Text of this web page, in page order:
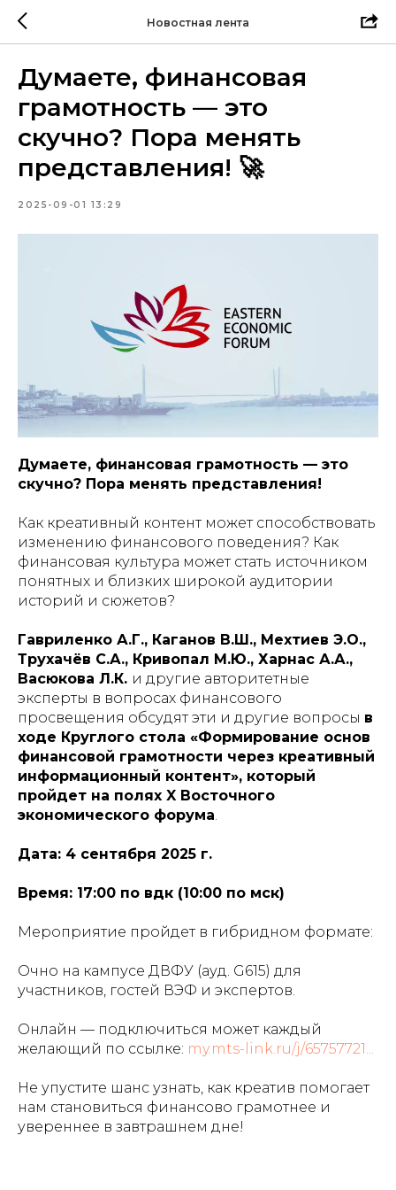
Новостная лента
Думаете, финансовая
грамотность — это
скучно? Пора менять
представления! 🚀
2025-09-01 13:29
Думаете, финансовая грамотность — это
скучно? Пора менять представления!
Как креативный контент может способствовать
изменению финансового поведения? Как
финансовая культура может стать источником
понятных и близких широкой аудитории
историй и сюжетов?
Гавриленко А.Г., Каганов В.Ш., Мехтиев Э.О.,
Трухачёв С.А., Кривопал М.Ю., Харнас А.А.,
Васюкова Л.К. и другие авторитетные
эксперты в вопросах финансового
просвещения обсудят эти и другие вопросы в
ходе Круглого стола «Формирование основ
финансовой грамотности через креативный
информационный контент», который
пройдет на полях X Восточного
экономического форума
Дата: 4 сентября 2025 г.
Время: 17:00 по вдк (10:00 по мск)
Мероприятие пройдет в гибридном формате:
Очно на кампусе ДВФУ (ауд. G615) для
участников, гостей ВЭФ и экспертов.
Онлайн — подключиться может каждый
желающий по ссылке: my.mts-link.ru/j/65757721...
Не упустите шанс узнать, как креатив помогает
нам становиться финансово грамотнее и
увереннее в завтрашнем дне!